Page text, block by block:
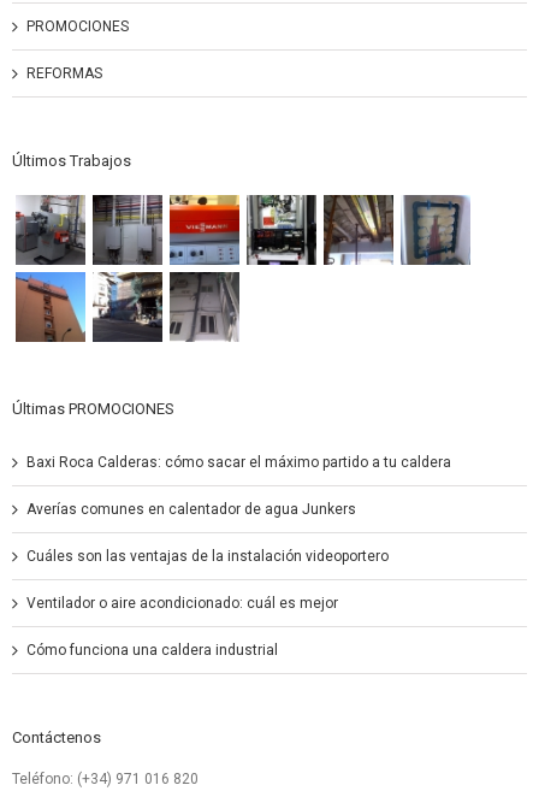
PROMOCIONES
REFORMAS
Últimos Trabajos
Últimas PROMOCIONES
Baxi Roca Calderas: cómo sacar el máximo partido a tu caldera
Averías comunes en calentador de agua Junkers
Cuáles son las ventajas de la instalación videoportero
Ventilador o aire acondicionado: cuál es mejor
Cómo funciona una caldera industrial
Contáctenos
Teléfono: (+34) 971 016 820